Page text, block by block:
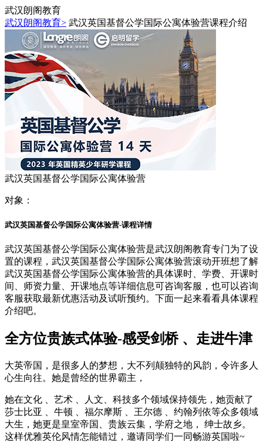
武汉朗阁教育
武汉朗阁教育> 武汉英国基督公学国际公寓体验营课程介绍
武汉英国基督公学国际公寓体验营
对象：
武汉英国基督公学国际公寓体验营-课程详情
武汉英国基督公学国际公寓体验营是武汉朗阁教育专门为了设
置的课程，武汉英国基督公学国际公寓体验营滚动开班想了解
武汉英国基督公学国际公寓体验营的具体课时、学费、开课时
间、师资力量、开课地点等详细信息可咨询客服，也可以咨询
客服获取最新优惠活动及试听预约。下面一起来看看具体课程
介绍吧。
全方位贵族式体验-感受剑桥 、走进牛津
大英帝国，是很多人的梦想，大不列颠独特的风韵，令许多人
心生向往。她是曾经的世界霸主，
她在文化 、艺术 、人文、科技多个领域保持领先，她贡献了
莎士比亚 、牛顿 、福尔摩斯 、王尔德 、约翰列依等众多领域
大生，她更是皇室帝国、贵族云集，学府之地， 绅士故乡。
这样优雅英伦风情怎能错过，邀请同学们一同畅游英国啦~